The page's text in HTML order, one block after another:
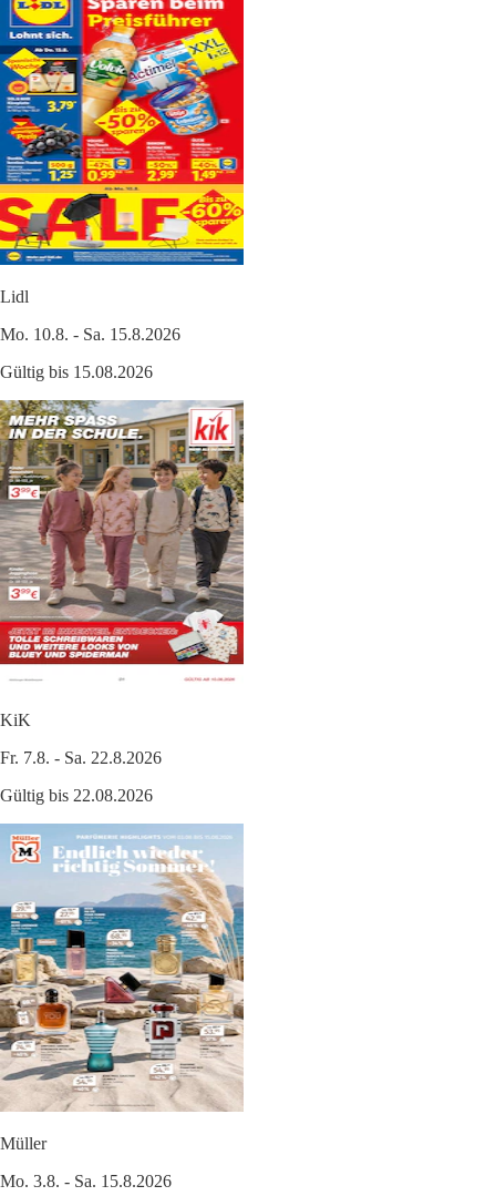
Lidl
Mo. 10.8. - Sa. 15.8.2026
Gültig bis 15.08.2026
KiK
Fr. 7.8. - Sa. 22.8.2026
Gültig bis 22.08.2026
Müller
Mo. 3.8. - Sa. 15.8.2026